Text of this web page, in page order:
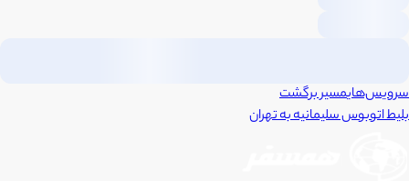
سرویس‌هایمسیر برگشت
بلیط اتوبوسسلیمانیهبهتهران